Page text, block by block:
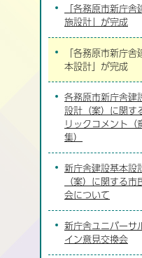
「各務原市新庁舎
施設計」が完成
「各務原市新庁舎
本設計」が完成
各務原市新庁舎建
設計（案）に関す
リックコメント（
集）
新庁舎建設基本設
（案）に関する市
会について
新庁舎ユニバーサ
イン意見交換会